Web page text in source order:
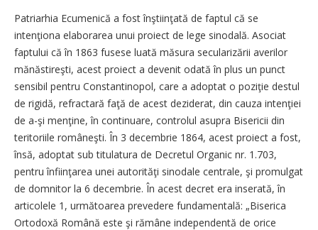
Patriarhia Ecumenică a fost înştiinţată de faptul că se
intenţiona elaborarea unui proiect de lege sinodală. Asociat
faptului că în 1863 fusese luată măsura secularizării averilor
mănăstireşti, acest proiect a devenit odată în plus un punct
sensibil pentru Constantinopol, care a adoptat o poziţie destul
de rigidă, refractară faţă de acest deziderat, din cauza intenţiei
de a-şi menţine, în continuare, controlul asupra Bisericii din
teritoriile româneşti. În 3 decembrie 1864, acest proiect a fost,
însă, adoptat sub titulatura de Decretul Organic nr. 1.703,
pentru înfiinţarea unei autorităţi sinodale centrale, şi promulgat
de domnitor la 6 decembrie. În acest decret era inserată, în
articolele 1, următoarea prevedere fundamentală: „Biserica
Ortodoxă Română este şi rămâne independentă de orice